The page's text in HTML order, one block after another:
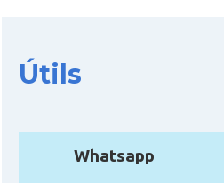
Útils
Whatsapp